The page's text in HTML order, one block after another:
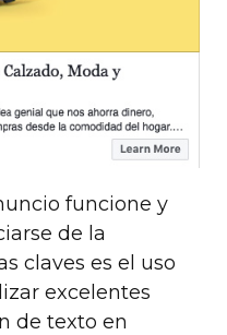
funcione y
de la
claves es el uso
excelentes
de texto en